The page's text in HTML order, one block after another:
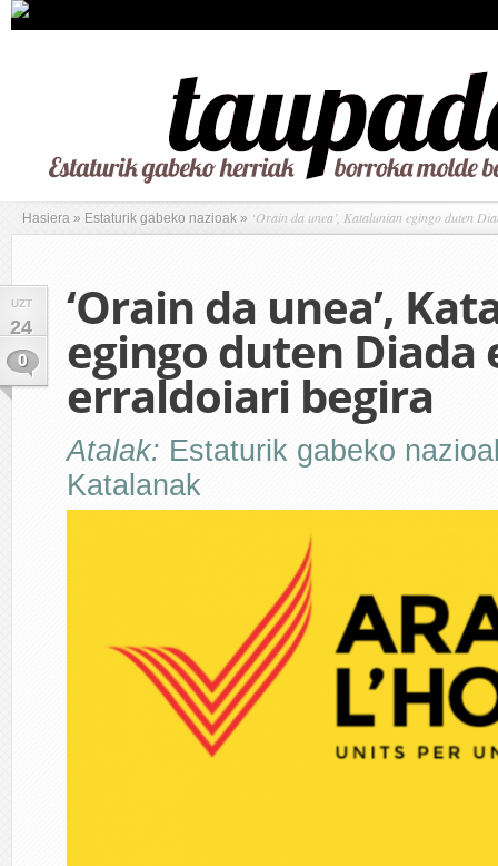
Hasiera » Estaturik gabeko nazioak » ‘Orain da unea’, Katalunian egingo duten
UZT
24
0
‘Orain da unea’,
egingo duten Diada
erraldoiari begira
Atalak: Estaturik gabeko
Katalanak